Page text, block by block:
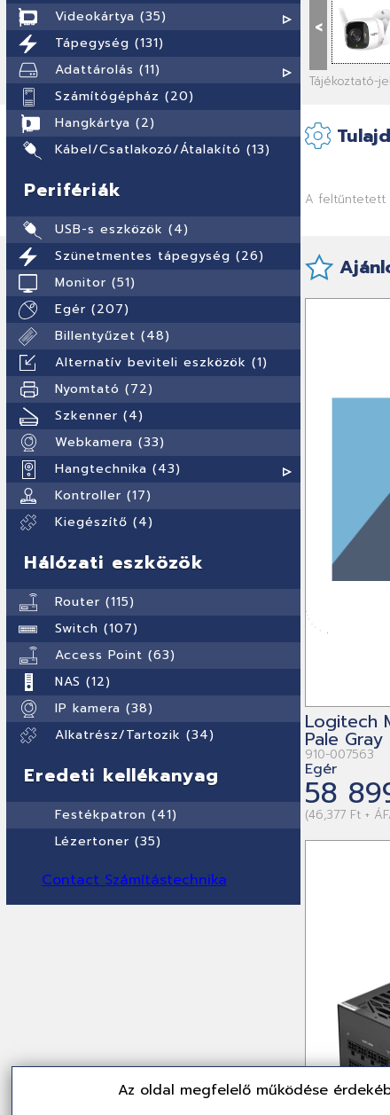
Az oldal megfelelő működése
Videokártya (35)
Tápegység (131)
Adattárolás (11)
Számítógépház (20)
Hangkártya (2)
Kábel/Csatlakozó/Átalakító (13)
Perifériák
USB-s eszközök (4)
Szünetmentes tápegység (26)
Monitor (51)
Egér (207)
Billentyűzet (48)
Alternatív beviteli eszközök (1)
Nyomtató (72)
Szkenner (4)
Webkamera (33)
Hangtechnika (43)
Kontroller (17)
Kiegészítő (4)
Hálózati eszközök
Router (115)
Switch (107)
Access Point (63)
NAS (12)
IP kamera (38)
Alkatrész/Tartozik (34)
Eredeti kellékanyag
Festékpatron (41)
Lézertoner (35)
Contact Számítástechnika
<
Tájékoztató-
A feltűntetett
Logitech
Pale Gray
910-007563
Egér
58
(46,377 Ft +